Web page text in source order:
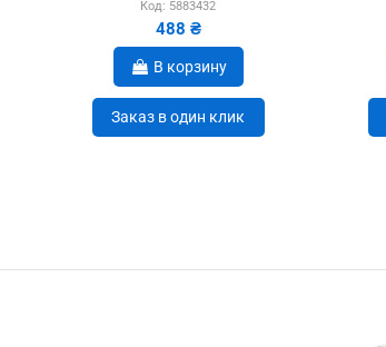
Код: 5883432
488 ₴
В корзину
Заказ в один клик